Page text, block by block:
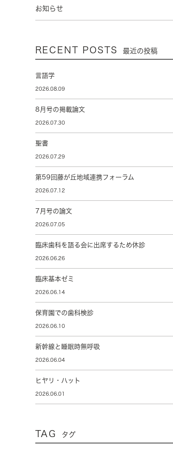
お知らせ
RECENT POSTS 最近の投稿
言語学
2026.08.09
8月号の掲載論文
2026.07.30
聖書
2026.07.29
第59回藤が丘地域連携フォーラム
2026.07.12
7月号の論文
2026.07.05
臨床歯科を語る会に出席するため休診
2026.06.26
臨床基本ゼミ
2026.06.14
保育園での歯科検診
2026.06.10
新幹線と睡眠時無呼吸
2026.06.04
ヒヤリ・ハット
2026.06.01
TAG タグ